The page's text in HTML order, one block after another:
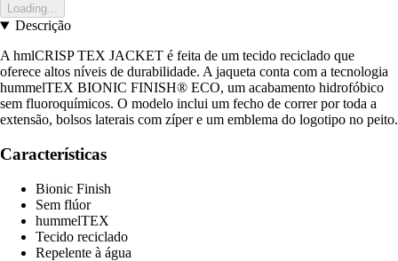
Loading...
Descrição
A hmlCRISP TEX JACKET é feita de um tecido reciclado que
oferece altos níveis de durabilidade. A jaqueta conta com a tecnologia
hummelTEX BIONIC FINISH® ECO, um acabamento hidrofóbico
sem fluoroquímicos. O modelo inclui um fecho de correr por toda a
extensão, bolsos laterais com zíper e um emblema do logotipo no peito.
Características
Bionic Finish
Sem flúor
hummelTEX
Tecido reciclado
Repelente à água